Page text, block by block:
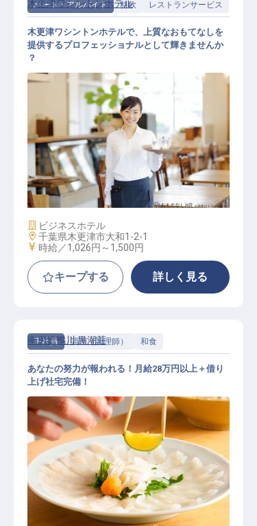
パート・アルバイト 料飲 レストランサービス
料飲サービス（レストラン・バンケ
ット）
木更津ワシントンホテル
木更津ワシントンホテルで、上質なおもてなしを
提供するプロフェッショナルとして輝きませんか
？
施設業態
ビジネスホテル
勤務地
千葉県木更津市大和1-2-1
給与
時給／1,026円～ 1,500円
キープする 詳しく見る
正社員 調理（調理師） 和食
和食 / 正社員
南房総鴨川 黒潮荘
あなたの努力が報われる！月給28万円以上＋借り
上げ社宅完備！